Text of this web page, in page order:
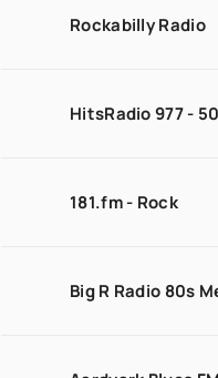
Rockabilly Radio
HitsRadio 977 -
181.fm - Rock
Big R Radio 80s